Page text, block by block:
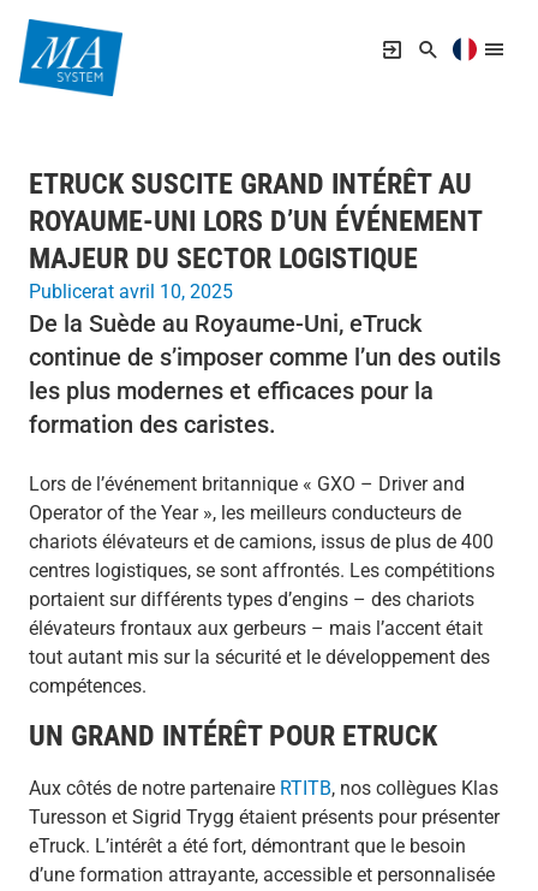
ETRUCK SUSCITE GRAND INTÉRÊT AU
ROYAUME-UNI LORS D’UN ÉVÉNEMENT
MAJEUR DU SECTOR LOGISTIQUE
Publicerat avril 10, 2025
De la Suède au Royaume-Uni, eTruck
continue de s’imposer comme l’un des outils
les plus modernes et efficaces pour la
formation des caristes.
Lors de l’événement britannique « GXO – Driver and
Operator of the Year », les meilleurs conducteurs de
chariots élévateurs et de camions, issus de plus de 400
centres logistiques, se sont affrontés. Les compétitions
portaient sur différents types d’engins – des chariots
élévateurs frontaux aux gerbeurs – mais l’accent était
tout autant mis sur la sécurité et le développement des
compétences.
UN GRAND INTÉRÊT POUR ETRUCK
Aux côtés de notre partenaire RTITB, nos collègues Klas
Turesson et Sigrid Trygg étaient présents pour présenter
eTruck. L’intérêt a été fort, démontrant que le besoin
d’une formation attrayante, accessible et personnalisée